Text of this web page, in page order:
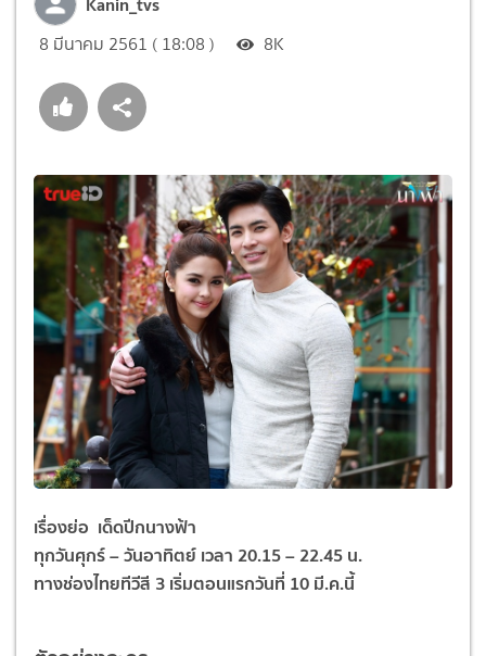
8 มีนาคม 2561 ( 18:08 ) 8K
เรื่องย่อ เด็ดปีกนางฟ้า
ทุกวันศุกร์ – วันอาทิตย์ เวลา 20.15 – 22.45 น.
ทางช่องไทยทีวีสี 3 เริ่มตอนแรกวันที่ 10 มี.ค.นี้